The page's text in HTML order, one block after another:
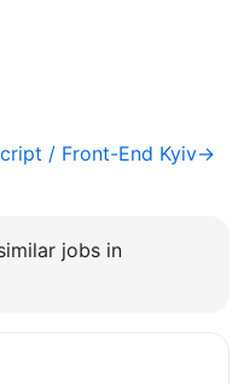
/ Front-End Kyiv→
jobs in